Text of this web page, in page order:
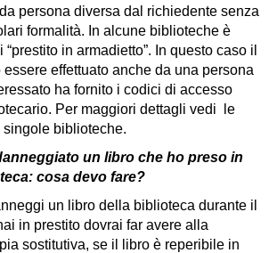
persona diversa dal richiedente senza
formalità. In alcune biblioteche è
in armadietto”. In questo caso il
effettuato anche da una persona
ha fornito i codici di accesso
Per maggiori dettagli vedi le
biblioteche.
un libro che ho preso in
cosa devo fare?
un libro della biblioteca durante il
in prestito dovrai far avere alla
sostitutiva, se il libro è reperibile in